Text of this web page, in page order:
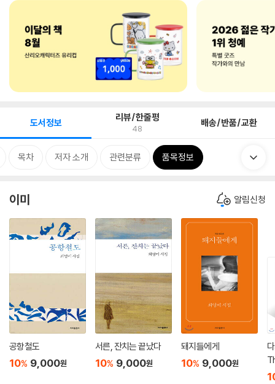
도서정보 리뷰/한줄평
48 배송/반품/교환
목차 저자 소개 관련분류 품목정보
이미 알림신청
공항철도
10% 9,000원
서른, 잔치는 끝났다
10% 9,000원
돼지들에게
10% 9,000원